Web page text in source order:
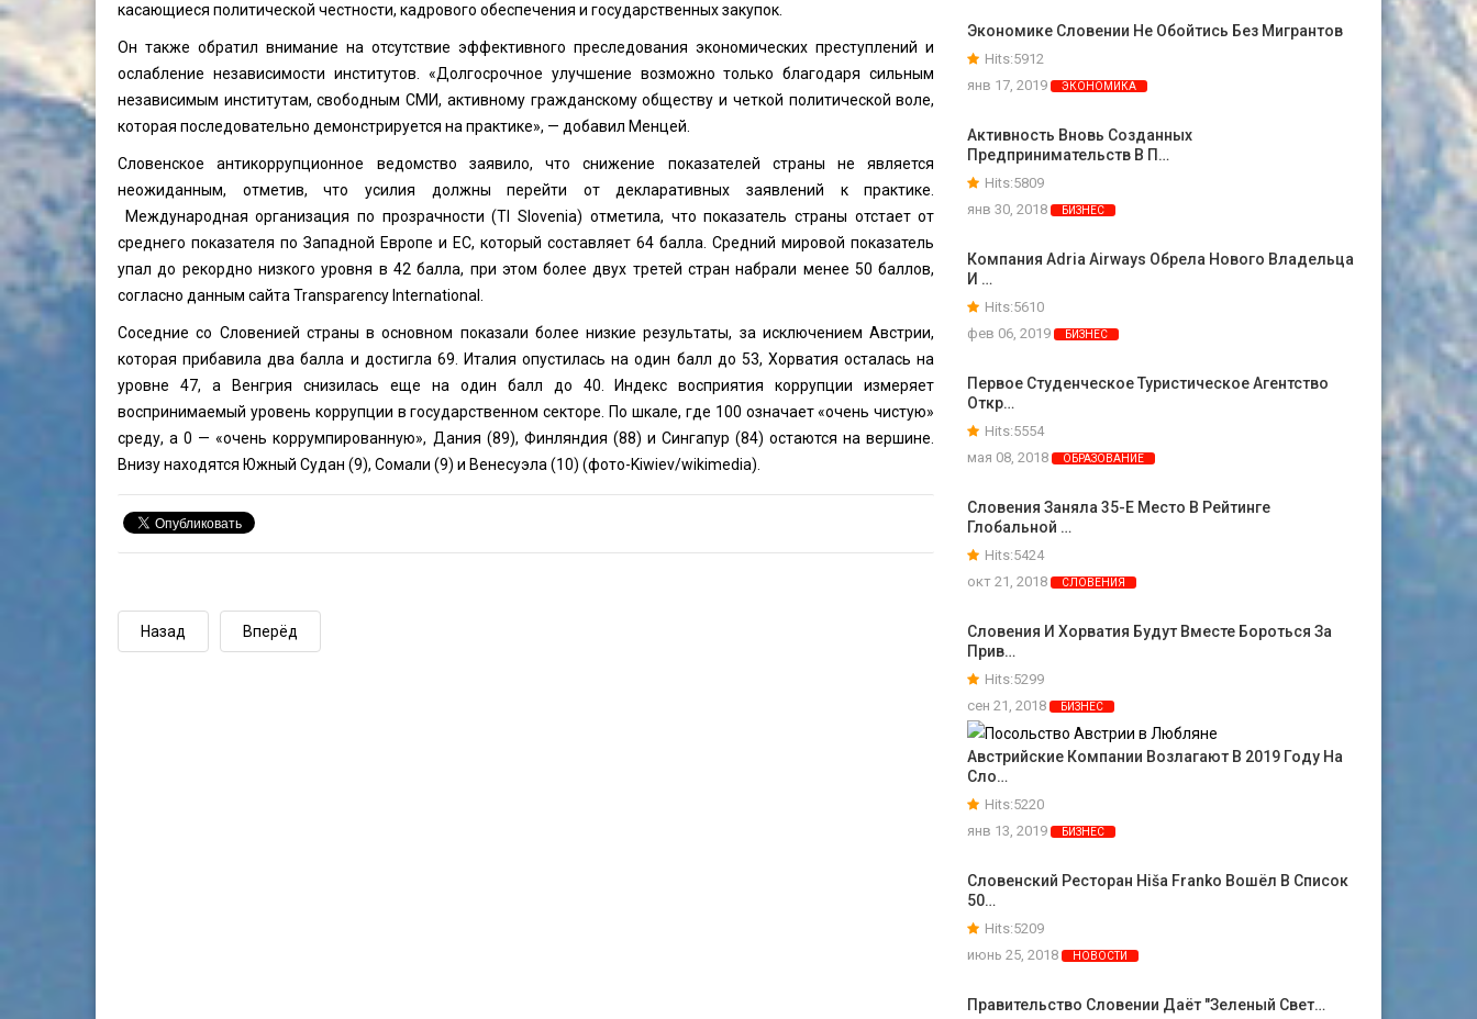
касающиеся политической честности, кадрового обеспечения и государственных закупок.
Он также обратил внимание на отсутствие эффективного преследования экономических преступлений и
ослабление независимости институтов. «Долгосрочное улучшение возможно только благодаря сильным
независимым институтам, свободным СМИ, активному гражданскому обществу и четкой политической воле,
которая последовательно демонстрируется на практике», — добавил Менцей.
Словенское антикоррупционное ведомство заявило, что снижение показателей страны не является
неожиданным, отметив, что усилия должны перейти от декларативных заявлений к практике.
Международная организация по прозрачности (TI Slovenia) отметила, что показатель страны отстает от
среднего показателя по Западной Европе и ЕС, который составляет 64 балла. Средний мировой показатель
упал до рекордно низкого уровня в 42 балла, при этом более двух третей стран набрали менее 50 баллов,
согласно данным сайта Transparency International.
Соседние со Словенией страны в основном показали более низкие результаты, за исключением Австрии,
которая прибавила два балла и достигла 69. Италия опустилась на один балл до 53, Хорватия осталась на
уровне 47, а Венгрия снизилась еще на один балл до 40. Индекс восприятия коррупции измеряет
воспринимаемый уровень коррупции в государственном секторе. По шкале, где 100 означает «очень чистую»
среду, а 0 — «очень коррумпированную», Дания (89), Финляндия (88) и Сингапур (84) остаются на вершине.
Внизу находятся Южный Судан (9), Сомали (9) и Венесуэла (10) (фото-Kiwiev/wikimedia).
Назад Вперёд
Экономике Словении Не Обойтись Без Мигрантов
Hits:5912
янв 17, 2019
ЭКОНОМИКА
Активность Вновь Созданных
Предпринимательств В П…
Hits:5809
янв 30, 2018
БИЗНЕС
Компания Adria Airways Обрела Нового Владельца
И …
Hits:5610
фев 06, 2019
БИЗНЕС
Первое Студенческое Туристическое Агентство
Откр…
Hits:5554
мая 08, 2018
ОБРАЗОВАНИЕ
Словения Заняла 35-Е Место В Рейтинге
Глобальной …
Hits:5424
окт 21, 2018
СЛОВЕНИЯ
Словения И Хорватия Будут Вместе Бороться За
Прив…
Hits:5299
сен 21, 2018
БИЗНЕС
Австрийские Компании Возлагают В 2019 Году На
Сло…
Hits:5220
янв 13, 2019
БИЗНЕС
Словенский Ресторан Hiša Franko Вошёл В Список
50…
Hits:5209
июнь 25, 2018
НОВОСТИ
Правительство Словении Даёт "зеленый Свет…